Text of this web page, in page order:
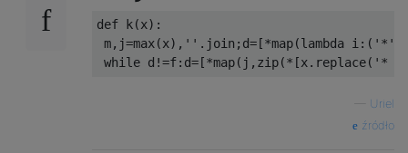
def k(x):
m, j=max(x), '' . join ; d=[*map(lambda i :( '*'
while d !=f: d=[*map( j , zip(*[x. replace( '* '
Uriel
źródło